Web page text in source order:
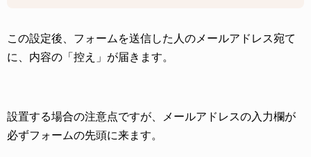
この設定後、フォームを送信した人のメールアドレス宛て
に、内容の「控え」が届きます。
設置する場合の注意点ですが、メールアドレスの入力欄が
必ずフォームの先頭に来ます。